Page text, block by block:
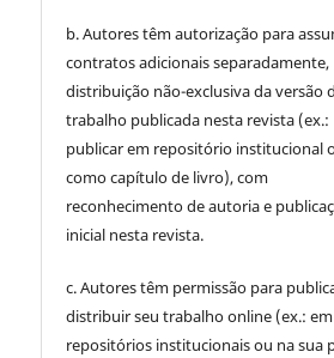
b. Autores têm autorização para
contratos adicionais separadamente,
distribuição não-exclusiva da versão
trabalho publicada nesta revista (ex.:
publicar em repositório institucional
como capítulo de livro), com
reconhecimento de autoria e
inicial nesta revista.
c. Autores têm permissão para
distribuir seu trabalho online (ex.: em
repositórios institucionais ou na sua